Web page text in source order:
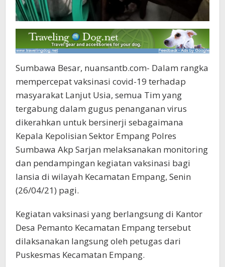
Sumbawa Besar, nuansantb.com- Dalam rangka
mempercepat vaksinasi covid-19 terhadap
masyarakat Lanjut Usia, semua Tim yang
tergabung dalam gugus penanganan virus
dikerahkan untuk bersinerji sebagaimana
Kepala Kepolisian Sektor Empang Polres
Sumbawa Akp Sarjan melaksanakan monitoring
dan pendampingan kegiatan vaksinasi bagi
lansia di wilayah Kecamatan Empang, Senin
(26/04/21) pagi.
Kegiatan vaksinasi yang berlangsung di Kantor
Desa Pemanto Kecamatan Empang tersebut
dilaksanakan langsung oleh petugas dari
Puskesmas Kecamatan Empang.